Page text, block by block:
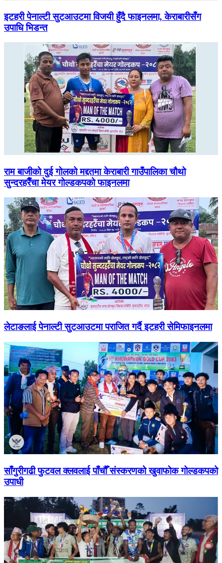
इटहरी पेनाल्टी सुटआउटमा विजयी हुँदै फाइनलमा, केराबारीसँग
उपाधि भिडन्त
राम बाजीको दुई गोलको मद्दतमा केराबारी गाउँपालिका चौथो
सुन्दरहरैँचा मेयर गोल्डकपको फाइनलमा
लेटाङलाई पेनाल्टी सुटआउटमा पराजित गर्दै इटहरी सेमिफाइनलमा
साँगुरीगढी फुटवल क्लवलाई पाँचौँ संस्करणको खुवाफोक गोल्डकपको
उपाधी